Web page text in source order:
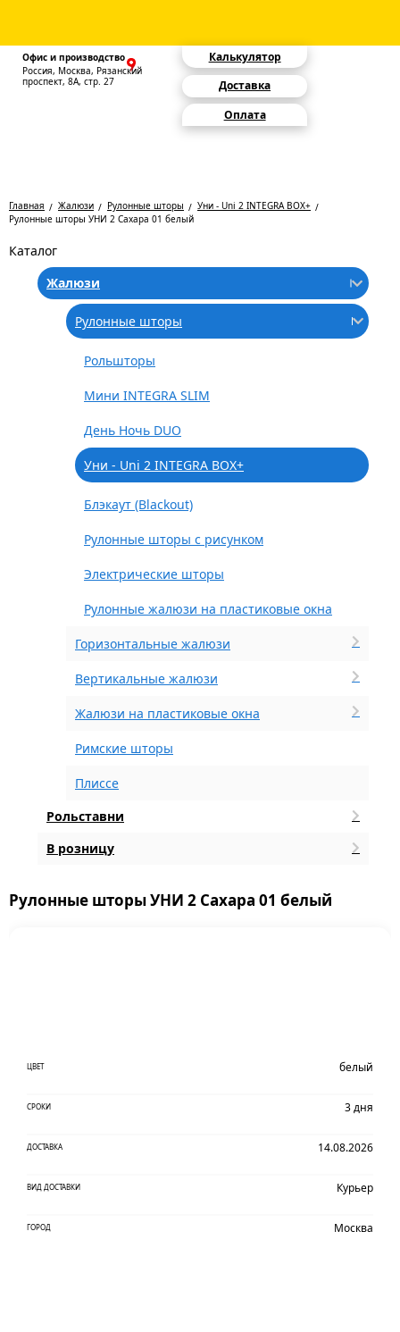
Офис и производство
Россия, Москва, Рязанский
проспект, 8А, стр. 27
Калькулятор
Доставка
Оплата
Главная Жалюзи Рулонные шторы
Уни - Uni 2 INTEGRA BOX+
Рулонные шторы УНИ 2 Сахара 01 белый
Каталог
Жалюзи
Рулонные шторы
Рольшторы
Мини INTEGRA SLIM
День Ночь DUO
Уни - Uni 2 INTEGRA BOX+
Блэкаут (Blackout)
Рулонные шторы с рисунком
Электрические шторы
Рулонные жалюзи на пластиковые окна
Горизонтальные жалюзи
Вертикальные жалюзи
Жалюзи на пластиковые окна
Римские шторы
Плиссе
Рольставни
В розницу
Рулонные шторы УНИ 2 Сахара 01 белый
ЦВЕТ белый
СРОКИ 3 дня
ДОСТАВКА 14.08.2026
ВИД ДОСТАВКИ Курьер
ГОРОД Москва